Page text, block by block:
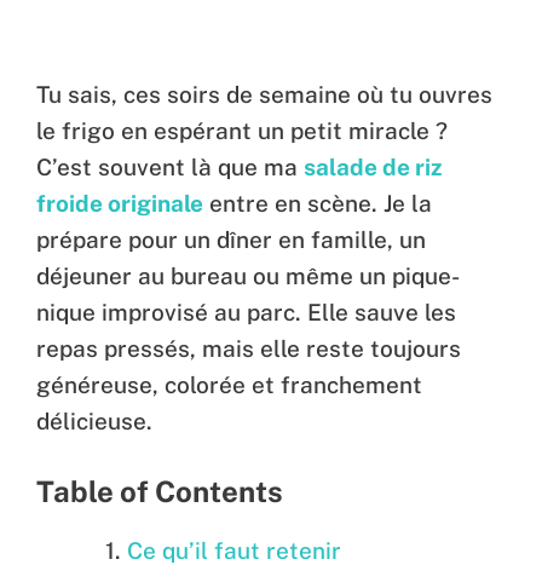
Tu sais, ces soirs de semaine où tu ouvres
le frigo en espérant un petit miracle ?
C’est souvent là que ma salade de riz
froide originale entre en scène. Je la
prépare pour un dîner en famille, un
déjeuner au bureau ou même un pique-
nique improvisé au parc. Elle sauve les
repas pressés, mais elle reste toujours
généreuse, colorée et franchement
délicieuse.
Table of Contents
Ce qu’il faut retenir